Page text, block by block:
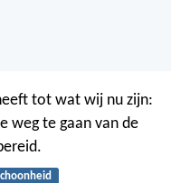
tot wat wij nu zijn:
weg te gaan van de